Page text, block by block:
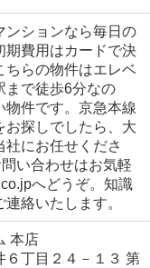
ンションなら毎日の
期費用はカードで決
ちらの物件はエレベ
まで徒歩6分なの
物件です。京急本線
お探しでしたら、大
社にお任せくださ
い合わせはお気軽
へどうぞ。知識
絡いたします。
本店
６丁目２４－１３ 第